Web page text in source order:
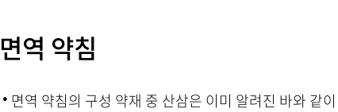
면역 약침
· 면역 약침의 구성 약재 중 산삼은 이미 알려진 바와 같